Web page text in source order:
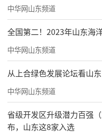
中华网山东频道
全国第二！2023年山东海
中华网山东频道
从上合绿色发展论坛看山
中华网山东频道
省级开发区升级潜力百强
布，山东这8家入选